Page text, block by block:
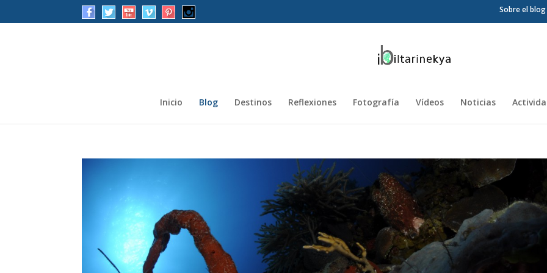
Sobre el blog
Inicio Blog Destinos Reflexiones Fotografía Vídeos Noticias